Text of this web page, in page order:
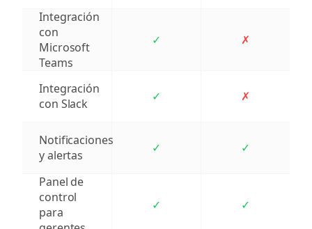
Integración
con
Microsoft
Teams
✓ ✗
Integración
con Slack
✓ ✗
Notificaciones
y alertas
✓ ✓
Panel de
control
para
✓ ✓